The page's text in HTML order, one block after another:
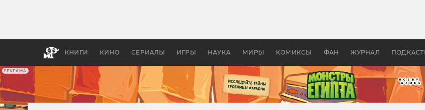
РЕКЛАМА
КНИГИ КИНО СЕРИАЛЫ ИГРЫ НАУКА МИРЫ КОМИКСЫ ФАН ЖУРНАЛ
бы «Властелина колец»
Древней Грецией